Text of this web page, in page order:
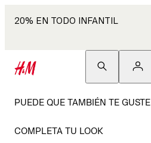
20% EN TODO INFANTIL
PUEDE QUE TAMBIÉN TE GUSTE
COMPLETA TU LOOK